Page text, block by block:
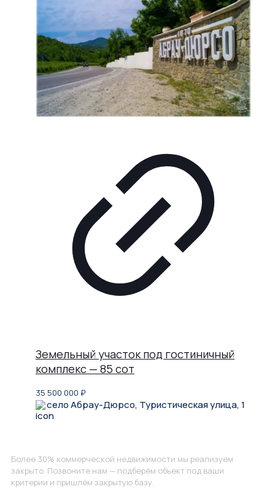
Земельный участок под гостиничный
комплекс — 85 сот
35 500 000 ₽
село Абрау-Дюрсо, Туристическая улица, 1
Более 30% коммерческой недвижимости мы реализуем
закрыто. Позвоните нам — подберём объект под ваши
критерии и пришлём закрытую базу.